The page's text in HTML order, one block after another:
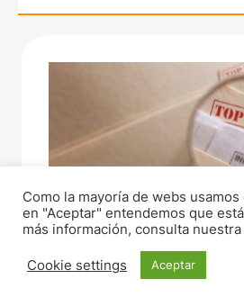
ARCHIVOS,LEGISLACIÓN,
Archivos y transparencia
de Información Clasificada
Como la mayoría de webs
en "Aceptar" entendemos que
más información, consulta
Cookie settings Aceptar